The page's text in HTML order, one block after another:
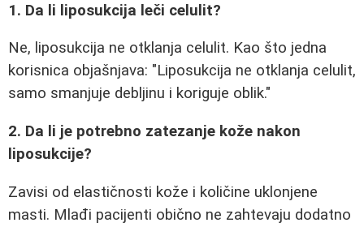
1. Da li liposukcija leči celulit?
Ne, liposukcija ne otklanja celulit. Kao što jedna
korisnica objašnjava: "Liposukcija ne otklanja celulit,
samo smanjuje debljinu i koriguje oblik."
2. Da li je potrebno zatezanje kože nakon
liposukcije?
Zavisi od elastičnosti kože i količine uklonjene
masti. Mlađi pacijenti obično ne zahtevaju dodatno